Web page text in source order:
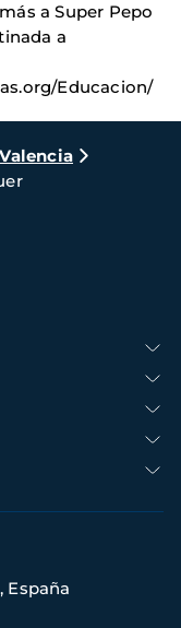
a Super Pepo
a
Educacion/
Valencia
España